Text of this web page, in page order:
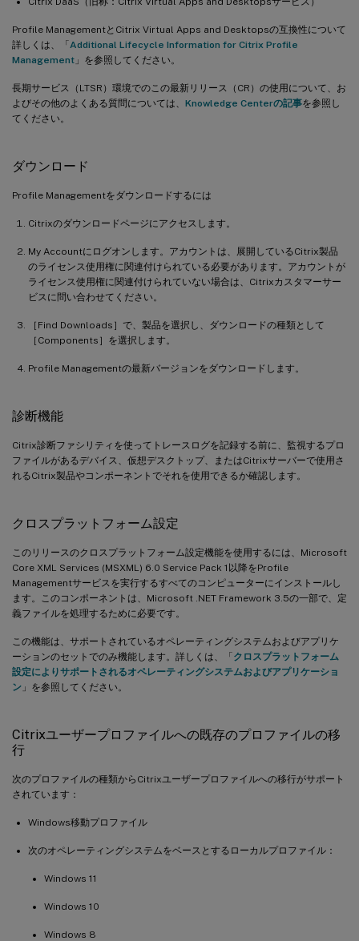
Profile ManagementとCitrix Virtual Apps and Desktopsの互換性について
詳しくは、「Additional Lifecycle Information for Citrix Profile
Management 」を参照してください。
長期サービス（LTSR）環境でのこの最新リリース（CR）の使用について、お
よびその他のよくある質問については、 Knowledge Centerの記事を参照し
てください。
ダウンロード
Profile Managementをダウンロードするには
Citrixのダウンロードページにアクセスします。
My Accountにログオンします。アカウントは、展開しているCitrix製品
のライセンス使用権に関連付けられている必要があります。アカウントが
ライセンス使用権に関連付けられていない場合は、Citrixカスタマーサー
ビスに問い合わせてください。
［Find Downloads］で、製品を選択し、ダウンロードの種類として
［Components］を選択します。
Profile Managementの最新バージョンをダウンロードします。
診断機能
Citrix診断ファシリティを使ってトレースログを記録する前に、監視するプロ
ファイルがあるデバイス、仮想デスクトップ、またはCitrixサーバーで使用さ
れるCitrix製品やコンポーネントでそれを使用できるか確認します。
クロスプラットフォーム設定
このリリースのクロスプラットフォーム設定機能を使用するには、Microsoft
Core XML Services (MSXML) 6.0 Service Pack 1以降をProfile
Managementサービスを実行するすべてのコンピューターにインストールし
ます。このコンポーネントは、Microsoft .NET Framework 3.5の一部で、定
義ファイルを処理するために必要です。
この機能は、サポートされているオペレーティングシステムおよびアプリケ
ーションのセットでのみ機能します。詳しくは、「クロスプラットフォーム
設定によりサポートされるオペレーティングシステムおよびアプリケーショ
ン 」を参照してください。
Citrixユーザープロファイルへの既存のプロファイルの移
行
次のプロファイルの種類からCitrixユーザープロファイルへの移行がサポート
されています：
Windows移動プロファイル
次のオペレーティングシステムをベースとするローカルプロファイル：
Windows 11
Windows 10
Windows 8